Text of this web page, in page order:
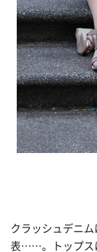
クラッシュデニ
表……。トップス